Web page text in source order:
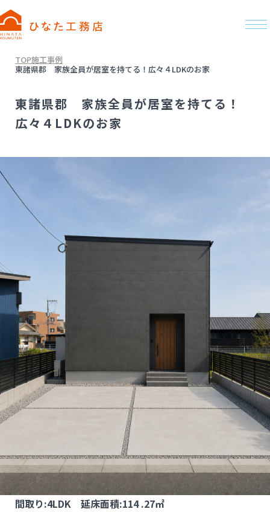
TOP施工事例
東諸県郡 家族全員が居室を持てる！広々４LDKのお家
東諸県郡 家族全員が居室を持てる！
広々４LDKのお家
間取り:4LDK 延床面積:114 .27㎡